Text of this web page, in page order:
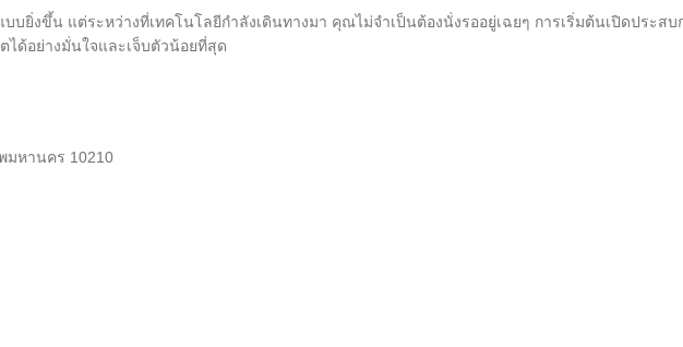
ยิ่งขึ้น แต่ระหว่างที่เทคโนโลยีกำลังเดินทางมา คุณไม่จำเป็นต้องนั่งรออยู่เฉยๆ การเริ่มต้นเปิดประส
ได้อย่างมั่นใจและเจ็บตัวน้อยที่สุด
มหานคร 10210